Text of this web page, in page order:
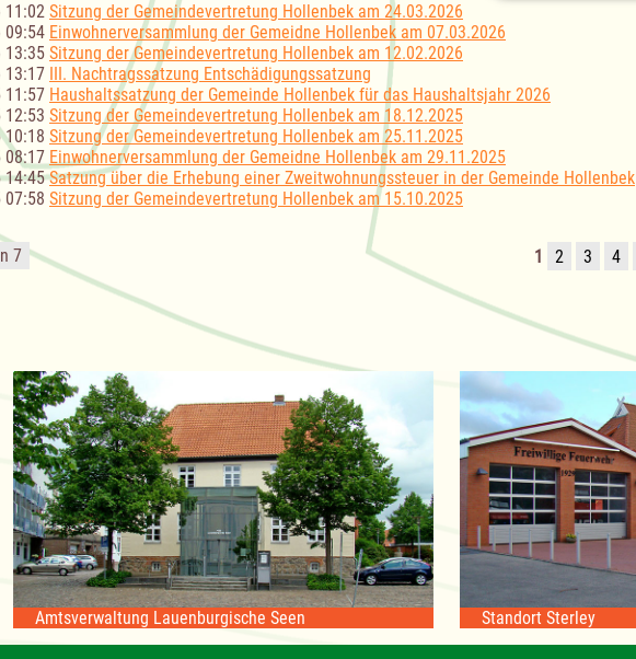
11:02 Sitzung der Gemeindevertretung Hollenbek am 24.03.2026
09:54 Einwohnerversammlung der Gemeidne Hollenbek am 07.03.2026
13:35 Sitzung der Gemeindevertretung Hollenbek am 12.02.2026
13:17 III. Nachtragssatzung Entschädigungssatzung
11:57 Haushaltssatzung der Gemeinde Hollenbek für das Haushaltsjahr 2026
12:53 Sitzung der Gemeindevertretung Hollenbek am 18.12.2025
10:18 Sitzung der Gemeindevertretung Hollenbek am 25.11.2025
08:17 Einwohnerversammlung der Gemeidne Hollenbek am 29.11.2025
14:45 Satzung über die Erhebung einer Zweitwohnungssteuer in der Gemeinde Hollenbek
07:58 Sitzung der Gemeindevertretung Hollenbek am 15.10.2025
7 1 2 3 4
Amtsverwaltung Lauenburgische Seen Standort Sterley